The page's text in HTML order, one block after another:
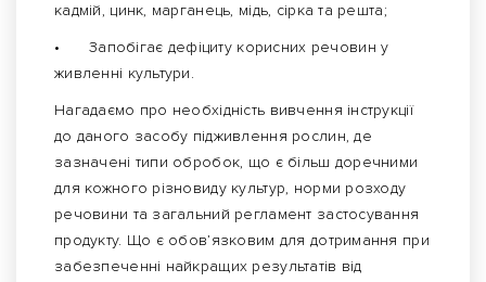
кадмій, цинк, марганець, мідь, сірка та решта;
•
Запобігає дефіциту корисних речовин у
живленні культури.
Нагадаємо про необхідність вивчення інструкції
до даного засобу підживлення рослин, де
зазначені типи обробок, що є більш доречними
для кожного різновиду культур, норми розходу
речовини та загальний регламент застосування
продукту. Що є обов’язковим для дотримання при
забезпеченні найкращих результатів від